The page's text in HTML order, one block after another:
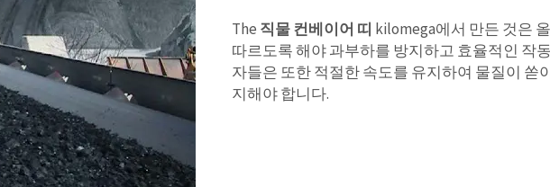
The 직물 컨베이어 띠 kilomega에서 만든 것은
따르도록 해야 과부하를 방지하고 효율적인 작
자들은 또한 적절한 속도를 유지하여 물질이 쏟
지해야 합니다.